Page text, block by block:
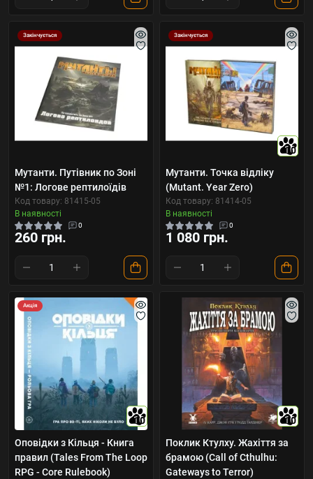
Закінчується
Мутанти. Путівник по Зоні
№1: Логове рептилоїдів
Код товару: 81415-05
В наявності
0
260 грн.
Закінчується
10
Мутанти. Точка відліку
(Mutant. Year Zero)
Код товару: 81414-05
В наявності
0
1 080 грн.
Акція
10
Оповідки з Кільця - Книга
правил (Tales From The Loop
RPG - Core Rulebook)
10
Поклик Ктулху. Жахіття за
брамою (Call of Cthulhu:
Gateways to Terror)